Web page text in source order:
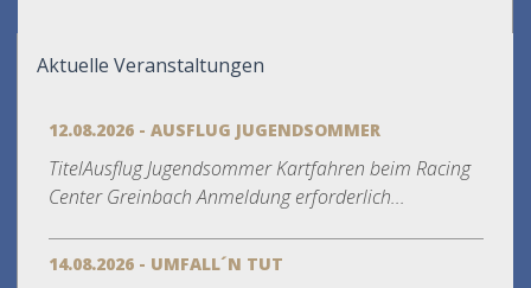
Aktuelle Veranstaltungen
12.08.2026 - AUSFLUG JUGENDSOMMER
TitelAusflug Jugendsommer Kartfahren beim Racing
Center Greinbach Anmeldung erforderlich...
14.08.2026 - UMFALL´N TUT